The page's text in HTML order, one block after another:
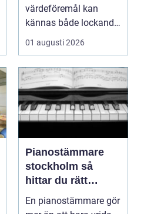
värdeföremål kan
kännas både lockande
och osäkert på samma
01 augusti 2026
Pianostämmare
stockholm så
hittar du rätt
expert för ditt
piano
En pianostämmare gör